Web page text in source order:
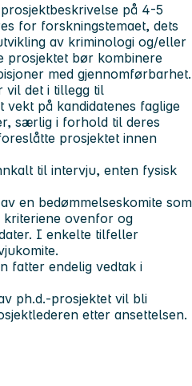
på 4-5
for forskningstemaet, dets
av kriminologi og/eller
prosjektet bør kombinere
med gjennomførbarhet.
vil det i tillegg til
på kandidatenes faglige
særlig i forhold til deres
prosjektet innen
til intervju, enten fysisk
en bedømmelseskomite som
ovenfor og
I enkelte tilfeller
fatter endelig vedtak i
ph.d.-prosjektet vil bli
etter ansettelsen.